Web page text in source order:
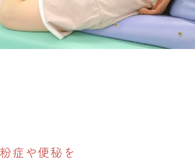
症や便秘を